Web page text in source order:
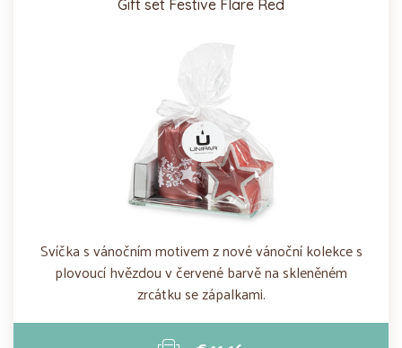
Gift set Festive Flare Red
Svíčka s vánočním motivem z nové vánoční kolekce s
plovoucí hvězdou v červené barvě na skleněném
zrcátku se zápalkami.